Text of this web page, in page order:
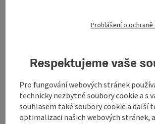
Gasthaus Postl - Wirt
Pregarten
Hostinec
Vítejte na statku Wirt v Selkeru - statku s
Prohlášení o
Respektujeme vaše
Pro fungování webových stránek
technicky nezbytné soubory cookie a s
souhlasem také soubory cookie a další
optimalizaci našich webových stránek,